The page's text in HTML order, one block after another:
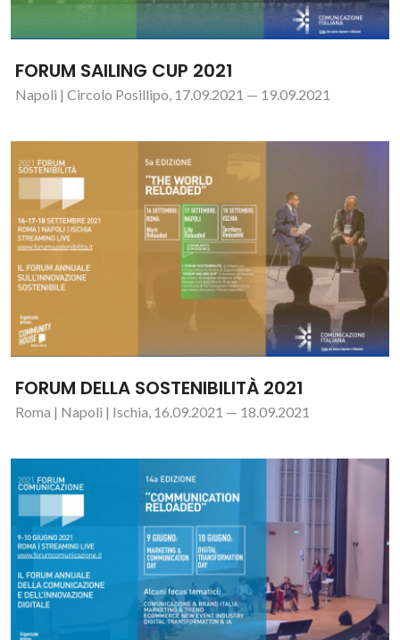
FORUM SAILING CUP 2021
Napoli | Circolo Posillipo, 17.09.2021 — 19.09.2021
FORUM DELLA SOSTENIBILITÀ 2021
Roma | Napoli | Ischia, 16.09.2021 — 18.09.2021